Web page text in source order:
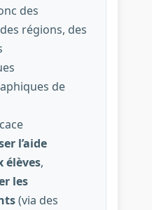
des
régions, des
de
l’aide
élèves,
les
(via des